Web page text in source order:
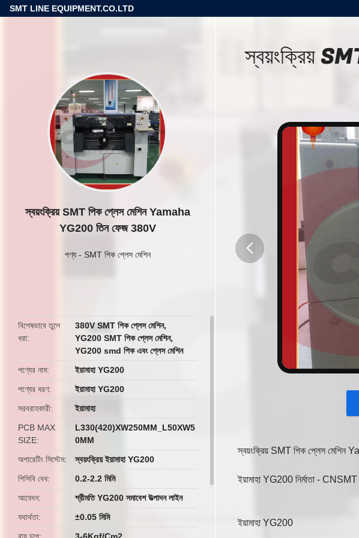
SMT LINE EQUIPMENT.CO.LTD
স্বয়ংক্রিয় SMT পিক প্লেস মেশিন Yamaha
YG200 তিন ফেজ 380V
পণ্য- SMT পিক প্লেস মেশিন
বিশেষভাবে তুলে
ধরা
380V SMT পিক প্লেস মেশিন,
YG200 SMT পিক প্লেস মেশিন,
YG200 smd পিক এবং প্লেস মেশিন
পণ্যের নাম
ইয়ামাহা YG200
পণ্যের ধরণ
ইয়ামাহা YG200
সরবরাহকারী
ইয়ামাহা
PCB MAX
SIZE
L330(420)XW250MM_L50XW5
0MM
অপারেটিং সিস্টেম
স্বয়ংক্রিয় ইয়ামাহা YG200
পিসিবি বেধ
0.2-2.2 মিমি
আবেদন
শ্রীমতি YG200 সমাবেশ উত্পাদন লাইন
যথার্থতা
±0.05 মিমি
স্বয়ংক্রিয়
স্বয়ংক্রিয় SMT পিক প্লেস
ইয়ামাহা YG200 নির্মাতা - CNSMT
ইয়ামাহা YG200